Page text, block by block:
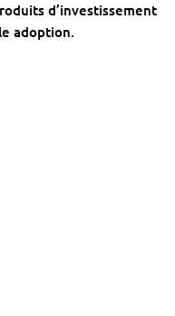
d’investissement
adoption.